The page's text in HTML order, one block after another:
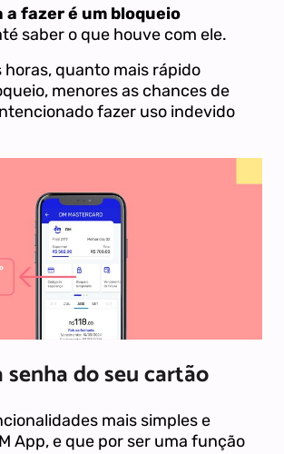
a fazer é um bloqueio
saber o que houve com ele.
horas, quanto mais rápido
menores as chances de
fazer uso indevido
senha do seu cartão
mais simples e
App, e que por ser uma função